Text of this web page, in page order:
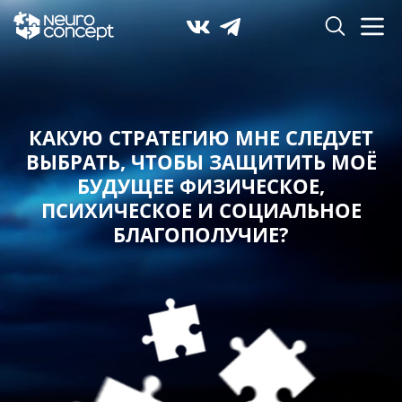
КАКУЮ СТРАТЕГИЮ МНЕ СЛЕДУЕТ
ВЫБРАТЬ,ЧТОБЫ ЗАЩИТИТЬ МОЁ
БУДУЩЕЕ ФИЗИЧЕСКОЕ,
ПСИХИЧЕСКОЕ И СОЦИАЛЬНОЕ
БЛАГОПОЛУЧИЕ?